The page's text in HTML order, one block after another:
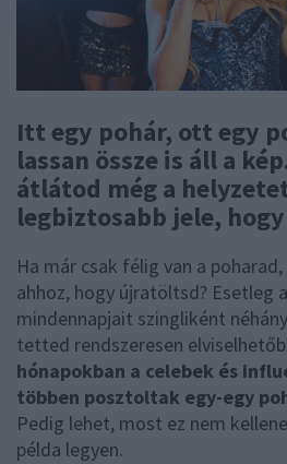
Itt egy pohár, ott egy
lassan össze is áll a
átlátod még a
legbiztosabb jele,
Ha már csak félig van a
ahhoz, hogy újratöltsd? Esetleg
mindennapjait szingliként
tetted rendszeresen
hónapokban a celebek és
többen posztoltak egy-egy
Pedig lehet, most ez nem
példa legyen.